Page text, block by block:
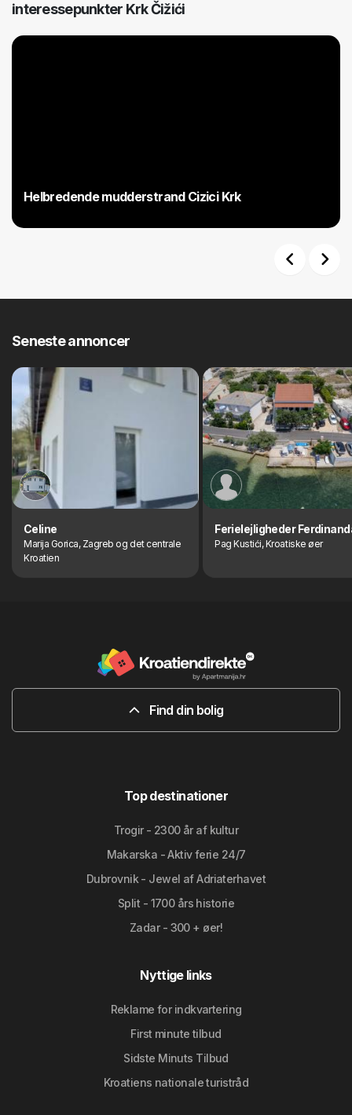
interessepunkter Krk Čižići
Helbredende mudderstrand Cizici Krk
Seneste annoncer
Celine
Marija Gorica, Zagreb og det centrale
Kroatien
Ferielejligheder
Pag Kustići, Kroatiske øer
Find din bolig
Top destinationer
Trogir - 2300 år af kultur
Makarska - Aktiv ferie 24/7
Dubrovnik - Jewel af Adriaterhavet
Split - 1700 års historie
Zadar - 300 + øer!
Nyttige links
Reklame for indkvartering
First minute tilbud
Sidste Minuts Tilbud
Kroatiens nationale turistråd